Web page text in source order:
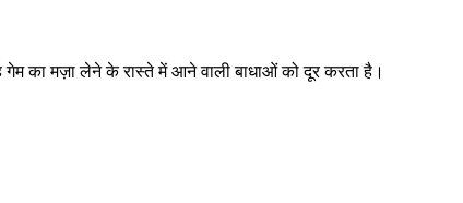
का मज़ा लेने के रास्ते में आने वाली बाधाओं को दूर करता है।